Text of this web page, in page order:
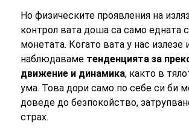
Но физическите проявления на
контрол вата доша са само едната
монетата. Когато вата у нас излезе
наблюдаваме тенденцията за
движение и динамика, както в
ума. Това дори само по себе си би
доведе до безпокойство,
страх.